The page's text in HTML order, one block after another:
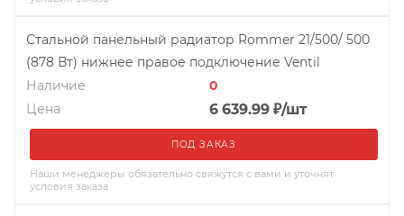
Стальной панельный радиатор Rommer 21/500/ 500
(878 Вт) нижнее правое подключение Ventil
Наличие
0
Цена
6 639.99 ₽/шт
ПОД ЗАКАЗ
Наши менеджеры обязательно свяжутся с вами и уточнят
условия заказа